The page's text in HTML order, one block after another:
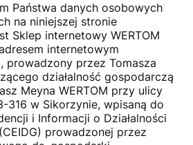
Państwa danych osobowych
na niniejszej stronie
Sklep internetowy WERTOM
internetowym
prowadzony przez Tomasza
działalność gospodarczą
Meyna WERTOM przy ulicy
316 w Sikorzynie, wpisaną do
i Informacji o Działalności
prowadzonej przez